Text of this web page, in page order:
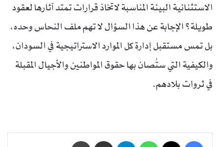
الاستثنائية البيئة المناسبة لاتخاذ قرارات تمتد آثارها لعقود
طويلة؟ الإجابة عن هذا السؤال لا تهم ملف النحاس وحده،
بل تمس مستقبل إدارة كل الموارد الاستراتيجية في السودان،
والكيفية التي ستُصان بها حقوق المواطنين والأجيال المقبلة
في ثروات بلادهم.